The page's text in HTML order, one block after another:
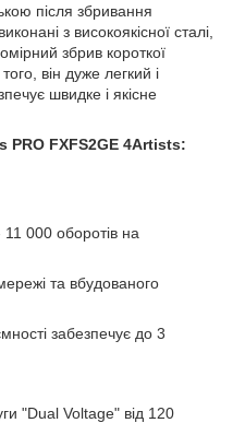
після збривання
з високоякісної сталі,
збрив короткої
він дуже легкий і
швидке і якісне
FXFS2GE 4Artists:
000 оборотів на
та вбудованого
забезпечує до 3
"Dual Voltage" від 120